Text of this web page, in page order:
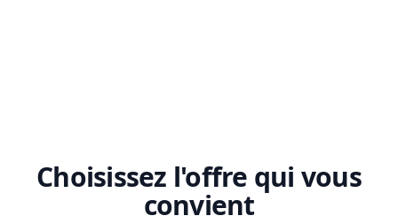
Choisissez l'offre qui vous
convient